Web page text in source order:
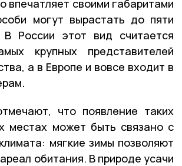
впечатляет своими габаритами
могут вырастать до пяти
В России этот вид считается
крупных представителей
а в Европе и вовсе входит в
что появление таких
местах может быть связано с
мягкие зимы позволяют
обитания. В природе усачи